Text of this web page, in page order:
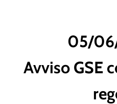
05/
Avviso GSE